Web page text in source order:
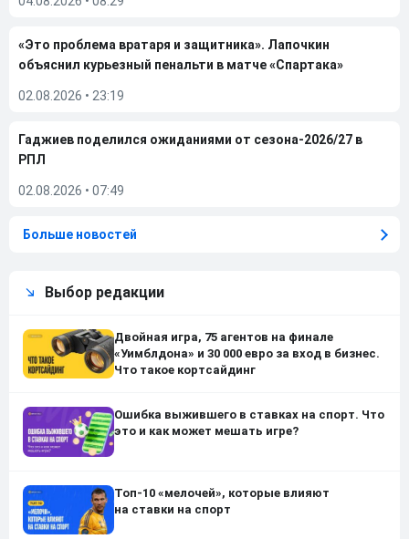
«Это проблема вратаря и защитника». Лапочкин
объяснил курьезный пенальти в матче «Спартака»
02.08.2026 • 23:19
Гаджиев поделился ожиданиями от сезона-2026/27 в
РПЛ
02.08.2026 • 07:49
Больше новостей
Выбор редакции
Двойная игра, 75 агентов на финале
«Уимблдона» и 30 000 евро за вход в бизнес.
Что такое кортсайдинг
Ошибка выжившего в ставках на спорт. Что
это и как может мешать игре?
Топ-10 «мелочей», которые влияют
на ставки на спорт